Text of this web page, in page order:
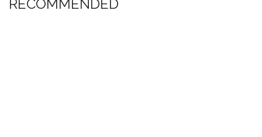
RECOMMENDED